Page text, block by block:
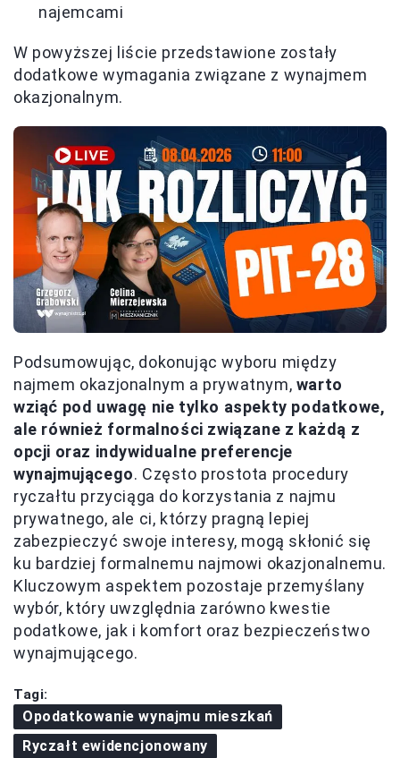
najemcami
W powyższej liście przedstawione zostały
dodatkowe wymagania związane z wynajmem
okazjonalnym.
Podsumowując, dokonując wyboru między
najmem okazjonalnym a prywatnym, warto
wziąć pod uwagę nie tylko aspekty podatkowe,
ale również formalności związane z każdą z
opcji oraz indywidualne preferencje
wynajmującego. Często prostota procedury
ryczałtu przyciąga do korzystania z najmu
prywatnego, ale ci, którzy pragną lepiej
zabezpieczyć swoje interesy, mogą skłonić się
ku bardziej formalnemu najmowi okazjonalnemu.
Kluczowym aspektem pozostaje przemyślany
wybór, który uwzględnia zarówno kwestie
podatkowe, jak i komfort oraz bezpieczeństwo
wynajmującego.
Tagi:
Opodatkowanie wynajmu mieszkań
Ryczałt ewidencjonowany